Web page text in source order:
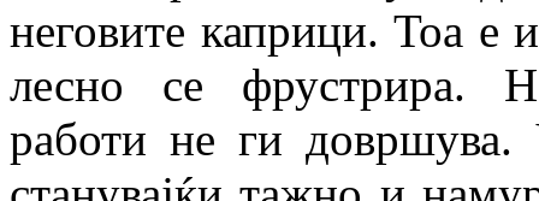
неговите каприци. Тоа е
лесно се фрустрира.
работи не ги довршува.